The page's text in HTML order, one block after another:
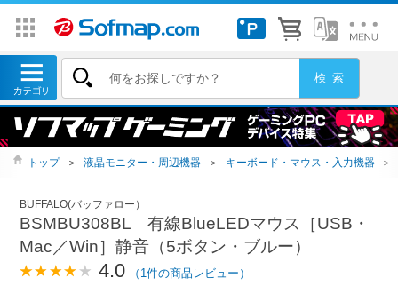
トップ ＞ 液晶モニター・周辺機器 ＞ キーボード・マウス・入力機器 ＞
BUFFALO(バッファロー）
BSMBU308BL 有線BlueLEDマウス［USB・
Mac／Win］静音（5ボタン・ブルー）
4.0 （1件の商品レビュー）